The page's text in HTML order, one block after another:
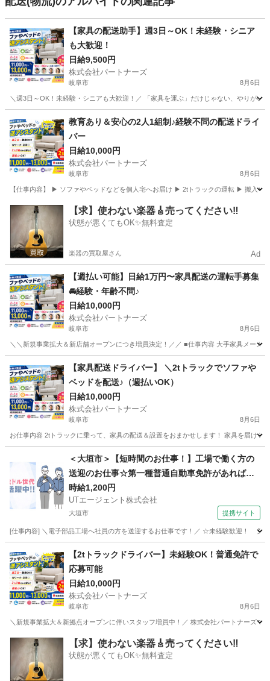
【家具の配送助手】週3日～OK！未経験・シニア
も大歓迎！
日給9,500円
株式会社パートナーズ
岐阜市 8月6日
＼週3日～OK！未経験・シニアも大歓迎！／ 「家具を運ぶ」だけじゃない、やりが
配送 助手
教育あり＆安心の2人1組制♪経験不問の配送ドライ
バー
日給10,000円
株式会社パートナーズ
岐阜市 8月6日
【仕事内容】 ▶ ソファやベッドなどを個人宅へお届け ▶ 2tトラックの運転 ▶ 搬入や
岐阜 岐阜市 配送 給料
【求】使わない楽器🎸売ってください‼️
状態が悪くてもOK✨無料査定
楽器の買取屋さん Ad
【週払い可能】日給1万円〜家具配送の運転手募集
🚘経験・年齢不問♪
日給10,000円
株式会社パートナーズ
岐阜市 8月6日
＼＼新規事業拡大＆新店舗オープンにつき増員決定！／／ ■仕事内容 大手家具メーカ
配送 トラック
【家具配送ドライバー】 ＼2tトラックでソファや
ベッドを配送♪（週払いOK）
日給10,000円
株式会社パートナーズ
岐阜市 8月6日
お仕事内容 2tトラックに乗って、家具の配送＆設置をおまかせします！ 家具を届け
配送 トラック
＜大垣市＞【短時間のお仕事！】工場で働く方の
送迎のお仕事☆第一種普通自動車免許があればO
K！残業ほぼなし♪【履歴書不要☆オンライン面接
OK】【入社キャンペーン実施中！】
時給1,200円
UTエージェント株式会社
大垣市 提携サイト
[仕事内容] ＼電子部品工場へ社員の方を送迎するお仕事です！／ ☆未経験歓迎！
ドライバー
【2tトラックドライバー】未経験OK！普通免許で
応募可能
日給10,000円
株式会社パートナーズ
岐阜市 8月6日
＼新規事業拡大＆新拠点オープンに伴いスタッフ増員中！／ 株式会社パートナーズ
岐阜 岐阜市 配送 トラック
【求】使わない楽器🎸売ってください‼️
状態が悪くてもOK✨無料査定